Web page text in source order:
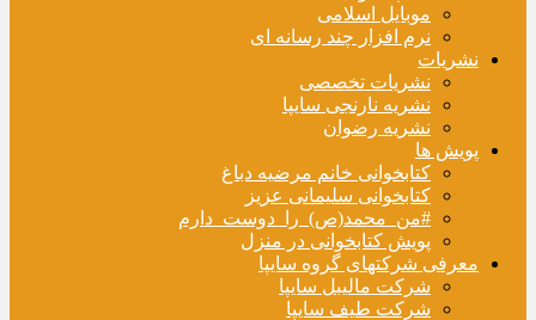
موبایل اسلامی
نرم افزار چند رسانه ای
نشریات
نشریات تخصصی
نشریه نارنجی سایپا
نشریه رضوان
پویش ها
کتابخوانی خانم مرضیه دباغ
کتابخوانی سلیمانی عزیز
#من_محمد(ص)_را_دوست_دارم
پویش کتابخوانی در منزل
معرفی شرکتهای گروه سایپا
شرکت مالیبل سایپا
شرکت طیف سایپا